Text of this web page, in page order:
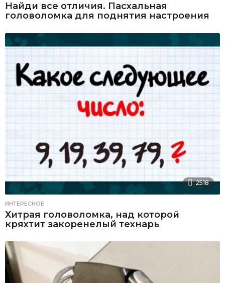
Найди все отличия. Пасхальная
головоломка для поднятия настроения
2518
ИНТЕРЕСНОЕ
Хитрая головоломка, над которой
кряхтит закоренелый технарь